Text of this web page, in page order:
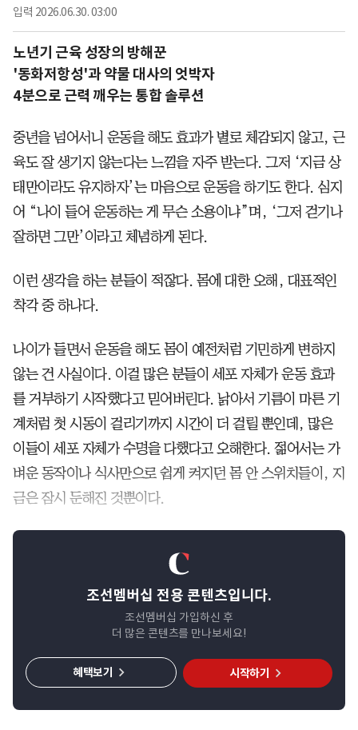
입력 2026.06.30. 03:00
노년기 근육 성장의 방해꾼
'동화저항성'과 약물 대사의 엇박자
4분으로 근력 깨우는 통합 솔루션
중년을 넘어서니 운동을 해도 효과가 별로 체감되지 않고, 근
육도 잘 생기지 않는다는 느낌을 자주 받는다. 그저 ‘지금 상
태만이라도 유지하자’는 마음으로 운동을 하기도 한다. 심지
어 “나이 들어 운동하는 게 무슨 소용이냐”며, ‘그저 걷기나
잘하면 그만’이라고 체념하게 된다.
이런 생각을 하는 분들이 적잖다. 몸에 대한 오해, 대표적인
착각 중 하나다.
나이가 들면서 운동을 해도 몸이 예전처럼 기민하게 변하지
않는 건 사실이다. 이걸 많은 분들이 세포 자체가 운동 효과
를 거부하기 시작했다고 믿어버린다. 낡아서 기름이 마른 기
계처럼 첫 시동이 걸리기까지 시간이 더 걸릴 뿐인데, 많은
이들이 세포 자체가 수명을 다했다고 오해한다. 젊어서는 가
벼운 동작이나 식사만으로 쉽게 켜지던 몸 안 스위치들이, 지
금은 잠시 둔해진 것뿐이다.
조선멤버십 전용 콘텐츠입니다.
조선멤버십 가입하신 후
더 많은 콘텐츠를 만나보세요!
시작하기
혜택보기